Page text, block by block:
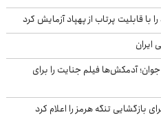
قابلیت پرتاب از پهپاد آزمایش کرد
ایران
آدمکش‌ها فیلم جنایت را برای
تنگه هرمز را اعلام کرد